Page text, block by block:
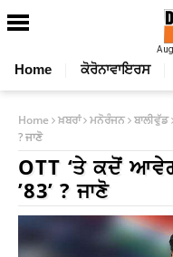
Home ਕੋਰੋਨਾਵਾਇਰਸ
Home ਖ਼ਬਰਾਂ ਮਨੋਰੰਜਨ ਬਾਲੀਵੁੱਡ
? ਜਾਣੋ
OTT ‘ਤੇ ਕਦੋਂ
’83’ ? ਜਾਣੋ